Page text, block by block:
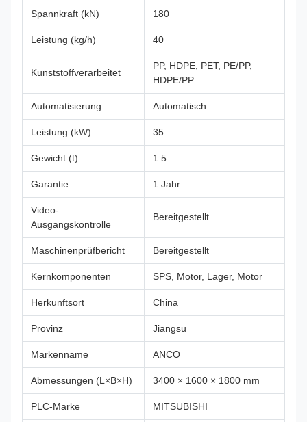
Spannkraft (kN) 180
Leistung (kg/h) 40
Kunststoffverarbeitet
PP, HDPE, PET, PE/PP,
HDPE/PP
Automatisierung Automatisch
Leistung (kW) 35
Gewicht (t) 1.5
Garantie 1 Jahr
Video-
Ausgangskontrolle
Bereitgestellt
Maschinenprüfbericht Bereitgestellt
Kernkomponenten SPS, Motor, Lager, Motor
Herkunftsort China
Provinz Jiangsu
Markenname ANCO
Abmessungen (L×B×H) 3400 × 1600 × 1800 mm
PLC-Marke MITSUBISHI